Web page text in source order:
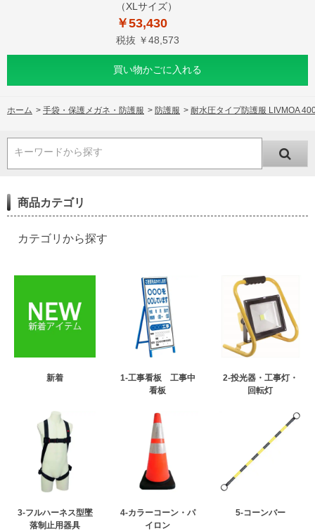
（XLサイズ）
￥53,430
税抜 ￥48,573
買い物かごに入れる
ホーム > 手袋・保護メガネ・防護服 > 防護服 > 耐水圧タイプ防護服 LIVMOA
キーワードから探す
商品カテゴリ
カテゴリから探す
新着
1-工事看板 工事中
看板
2-投光器・工事灯・
回転灯
3-フルハーネス型墜
落制止用器具
4-カラーコーン・パ
イロン
5-コーンバー